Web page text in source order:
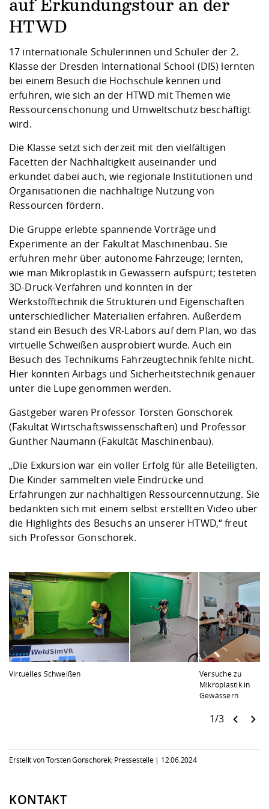
Checkliste zum
und Physik
Fremdsprachen
Jobs, Praktika,
Studentenwerk
Arbeit
Career Service
Weiterbilden im
Formulare und
Gründung und
Kooperationen
Klimaschutz &
Informatik/
Landbau/
Maschinenbau
Angebote für Unternehmen
Kontakt und Anfahrt
Qualitätssicherung
auf Erkundungstour an der
HTWD
17 internationale Schülerinnen und Schüler der 2.
Klasse der Dresden International School (DIS) lernten
bei einem Besuch die Hochschule kennen und
erfuhren, wie sich an der HTWD mit Themen wie
Ressourcenschonung und Umweltschutz beschäftigt
wird.
Die Klasse setzt sich derzeit mit den vielfältigen
Facetten der Nachhaltigkeit auseinander und
erkundet dabei auch, wie regionale Institutionen und
Organisationen die nachhaltige Nutzung von
Ressourcen fördern.
Die Gruppe erlebte spannende Vorträge und
Experimente an der Fakultät Maschinenbau. Sie
erfuhren mehr über autonome Fahrzeuge; lernten,
wie man Mikroplastik in Gewässern aufspürt; testeten
3D-Druck-Verfahren und konnten in der
Werkstofftechnik die Strukturen und Eigenschaften
unterschiedlicher Materialien erfahren. Außerdem
stand ein Besuch des VR-Labors auf dem Plan, wo das
virtuelle Schweißen ausprobiert wurde. Auch ein
Besuch des Technikums Fahrzeugtechnik fehlte nicht.
Hier konnten Airbags und Sicherheitstechnik genauer
unter die Lupe genommen werden.
Gastgeber waren Professor Torsten Gonschorek
(Fakultät Wirtschaftswissenschaften) und Professor
Gunther Naumann (Fakultät Maschinenbau).
„Die Exkursion war ein voller Erfolg für alle Beteiligten.
Die Kinder sammelten viele Eindrücke und
Erfahrungen zur nachhaltigen Ressourcennutzung. Sie
bedankten sich mit einem selbst erstellten Video über
die Highlights des Besuchs an unserer HTWD,“ freut
sich Professor Gonschorek.
Virtuelles Schweißen
Versuche zu
Mikroplastik in
Gewässern
1/3
Erstellt von Torsten Gonschorek; Pressestelle | 12.06.2024
KONTAKT